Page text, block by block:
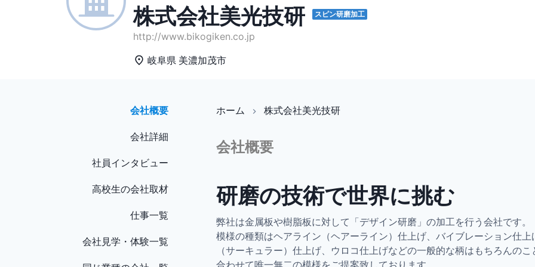
株式会社美光技研
http://www.bikogiken.co.jp
岐阜県 美濃加茂市
スピン研磨加工
会社概要
会社詳細
社員インタビュー
高校生の会社取材
仕事一覧
会社見学・体験一覧
ホーム 株式会社美光技研
会社概要
研磨の技術で世界に挑む
弊社は金属板や樹脂板に対して「デザイン研磨」の加工を行う会社です。
模様の種類はヘアライン（ヘアーライン）仕上げ、バイブレーション仕上
（サーキュラー）仕上げ、ウロコ仕上げなどの一般的な柄はもちろんの
合わせて唯一無二の模様をご提案致しております。